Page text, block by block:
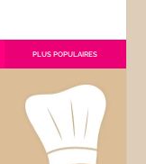
PLUS POPULAIRES